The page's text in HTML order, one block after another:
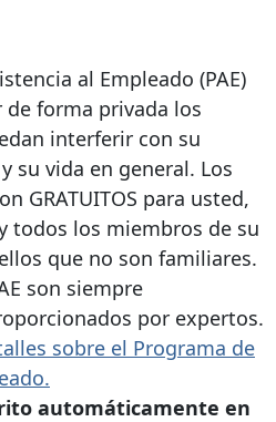
al Empleado (PAE)
de forma privada los
interferir con su
su vida en general. Los
GRATUITOS para usted,
todos los miembros de su
que no son familiares.
son siempre
por expertos.
sobre el Programa de
automáticamente en